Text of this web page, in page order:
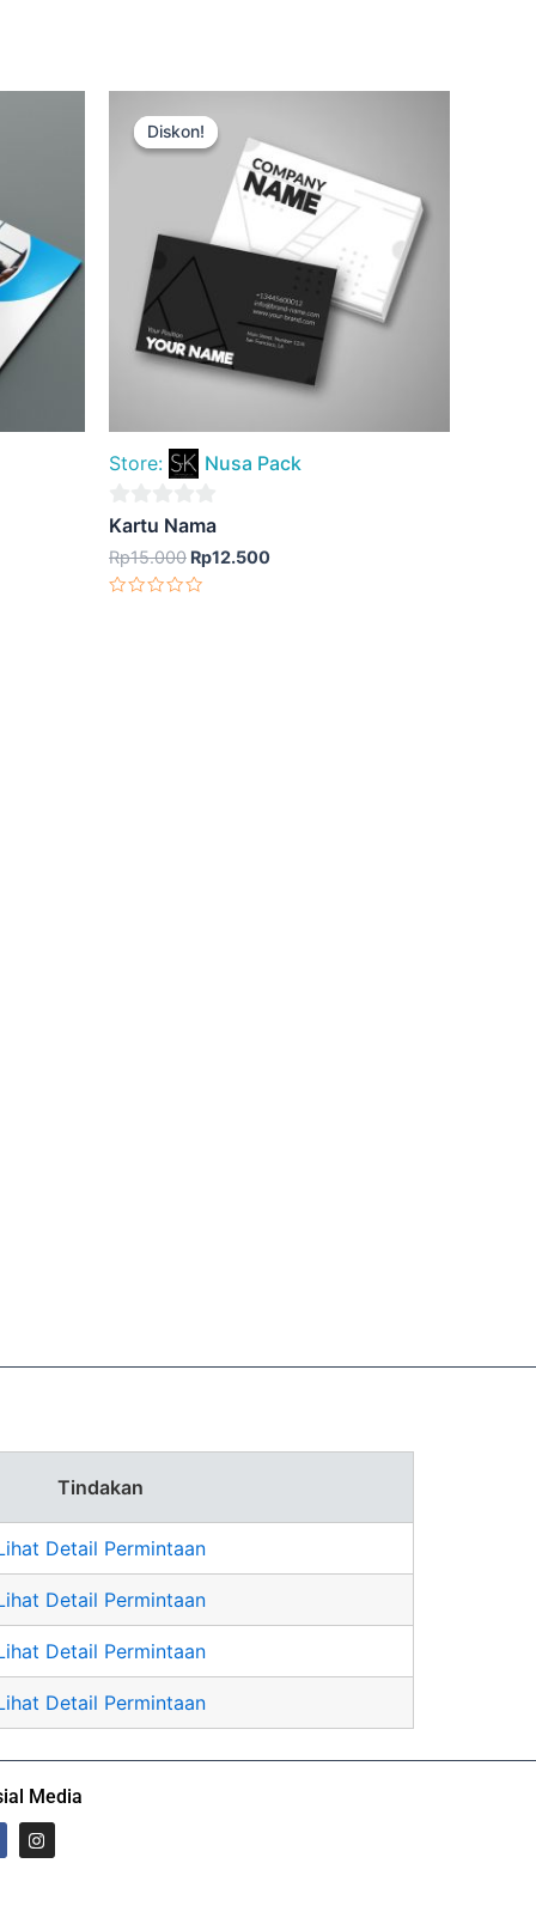
Diskon!
Store: Nusa Pack
0
out
of
Diskon!
Kartu Nama
Rp15.000
aslinya
adalah:
Rp15.000.
Rp12.500
ini
adalah:
Rp12.500.
Tindakan
Detail Permintaan
Detail Permintaan
Detail Permintaan
Detail Permintaan
Media
I
n
s